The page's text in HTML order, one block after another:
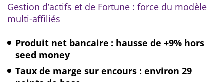
Gestion d’actifs et de Fortune : force du modèle
multi-affiliés
Produit net bancaire : hausse de +9% hors
seed money
Taux de marge sur encours : environ 29